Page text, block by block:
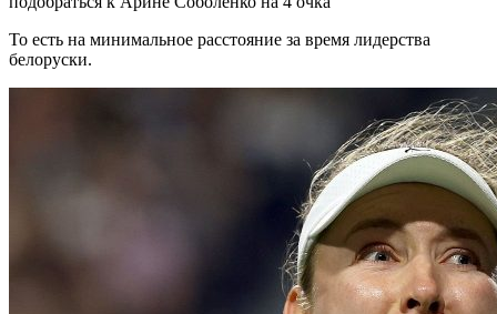
То есть на минимальное расстояние за время лидерства
белоруски.